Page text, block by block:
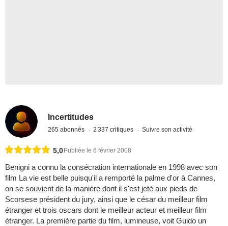
Incertitudes
265 abonnés 2 337 critiques Suivre son activité
5,0 Publiée le 6 février 2008
Benigni a connu la consécration internationale en 1998 avec son
film La vie est belle puisqu'il a remporté la palme d'or à Cannes,
on se souvient de la manière dont il s'est jeté aux pieds de
Scorsese président du jury, ainsi que le césar du meilleur film
étranger et trois oscars dont le meilleur acteur et meilleur film
étranger. La première partie du film, lumineuse, voit Guido un